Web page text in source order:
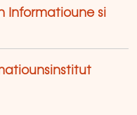
Informatioune si